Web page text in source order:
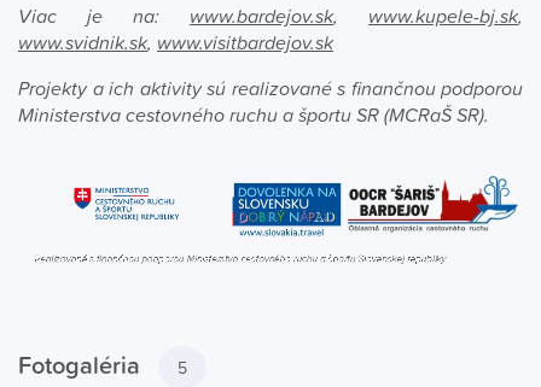
Viac je na: www.bardejov.sk, www.kupele-bj.sk,
www.svidnik.sk, www.visitbardejov.sk
Projekty a ich aktivity sú realizované s finančnou podporou
Ministerstva cestovného ruchu a športu SR (MCRaŠ SR).
Fotogaléria 5